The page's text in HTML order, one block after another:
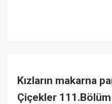
Kızların makarna
Çiçekler 111.Bölüm